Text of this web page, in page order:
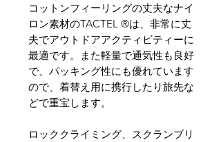
コットンフィーリングの丈夫なナイ
ロン素材のTACTEL ®は、非常に丈
夫でアウトドアアクティビティーに
最適です。また軽量で通気性も良好
で、パッキング性にも優れています
ので、着替え用に携行したり旅先な
どで重宝します。
ロッククライミング、スクランブリ